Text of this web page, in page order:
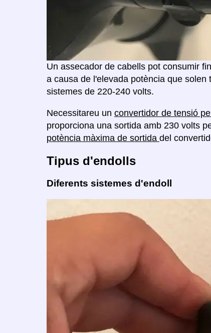
Un assecador de cabells pot consumir
a causa de l'elevada potència que
sistemes de 220-240 volts.
Necessitareu un convertidor de tensió
proporciona una sortida amb 230 volts
potència màxima de sortida del
Tipus d'endolls
Diferents sistemes d'endoll